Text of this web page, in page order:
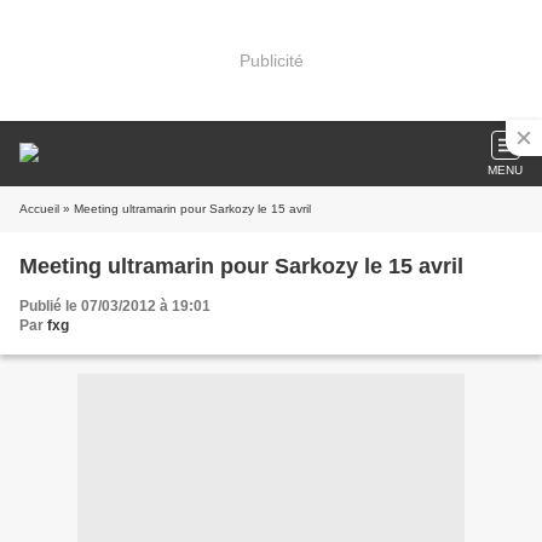
Publicité
MENU
Accueil » Meeting ultramarin pour Sarkozy le 15 avril
Meeting ultramarin pour Sarkozy le 15 avril
Publié le 07/03/2012 à 19:01
Par fxg